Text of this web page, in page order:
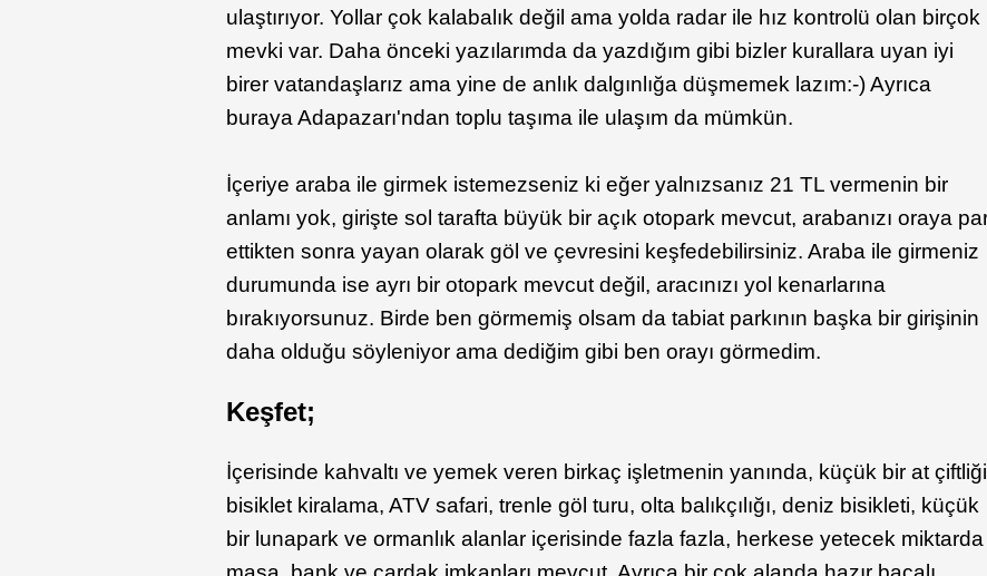
ulaştırıyor. Yollar çok kalabalık değil ama yolda radar ile hız kontrolü olan birçok
mevki var. Daha önceki yazılarımda da yazdığım gibi bizler kurallara uyan iyi
birer vatandaşlarız ama yine de anlık dalgınlığa düşmemek lazım:-) Ayrıca
buraya Adapazarı'ndan toplu taşıma ile ulaşım da mümkün.
İçeriye araba ile girmek istemezseniz ki eğer yalnızsanız 21 TL vermenin bir
anlamı yok, girişte sol tarafta büyük bir açık otopark mevcut, arabanızı oraya
ettikten sonra yayan olarak göl ve çevresini keşfedebilirsiniz. Araba ile girmeniz
durumunda ise ayrı bir otopark mevcut değil, aracınızı yol kenarlarına
bırakıyorsunuz. Birde ben görmemiş olsam da tabiat parkının başka bir girişinin
daha olduğu söyleniyor ama dediğim gibi ben orayı görmedim.
Keşfet;
İçerisinde kahvaltı ve yemek veren birkaç işletmenin yanında, küçük bir at
bisiklet kiralama, ATV safari, trenle göl turu, olta balıkçılığı, deniz bisikleti, küçük
bir lunapark ve ormanlık alanlar içerisinde fazla fazla, herkese yetecek miktarda